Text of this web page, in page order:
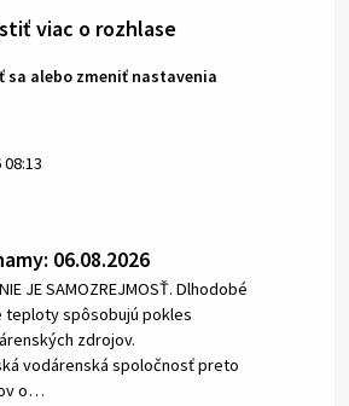
viac o rozhlase
sa alebo zmeniť nastavenia
06.08.2026
JE SAMOZREJMOSŤ. Dlhodobé
teploty spôsobujú pokles
zdrojov.
vodárenská spoločnosť preto
o…